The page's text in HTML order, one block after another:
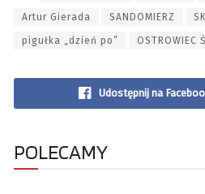
Artur Gierada SANDOMIERZ
pigułka „dzień po” OSTROWIEC
Udostępnij na
POLECAMY